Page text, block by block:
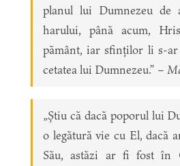
planul lui Dumnezeu
harului, până acum,
pământ, iar sfinților li s-
cetatea lui Dumnezeu.” –
„Știu că dacă poporul lui
o legătură vie cu El, dacă
Său, astăzi ar fi fost în